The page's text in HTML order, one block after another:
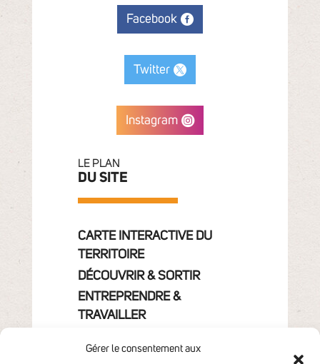
Gérer le consentement aux
Facebook
Twitter
Instagram
LE PLAN
DU SITE
CARTE INTERACTIVE DU
TERRITOIRE
DÉCOUVRIR & SORTIR
ENTREPRENDRE &
TRAVAILLER